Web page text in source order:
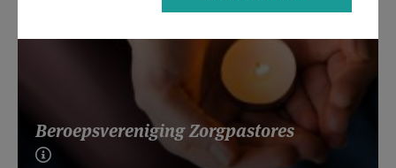
Beroepsvereniging Zorgpastores